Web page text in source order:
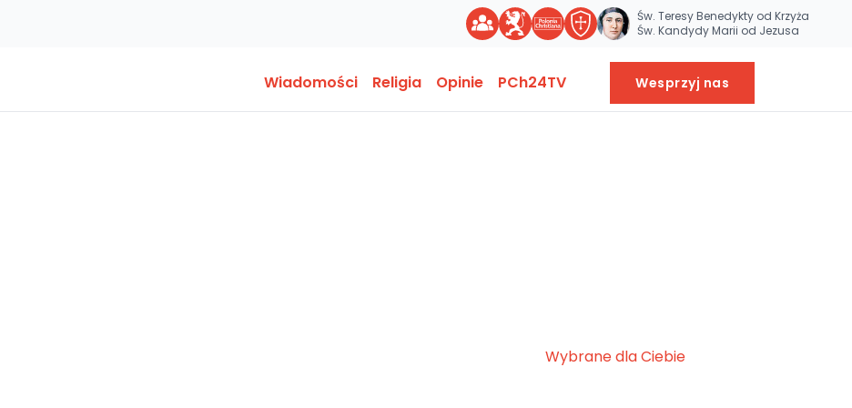
Św. Teresy Benedykty od Krzyża
Św. Kandydy Marii od Jezusa
Wiadomości Religia Opinie PCh24TV Wesprzyj nas
Wybrane dla Ciebie